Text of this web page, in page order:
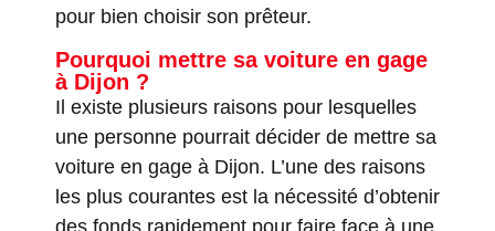
pour bien choisir son prêteur.
Pourquoi mettre sa voiture en gage
à Dijon ?
Il existe plusieurs raisons pour lesquelles
une personne pourrait décider de mettre sa
voiture en gage à Dijon. L’une des raisons
les plus courantes est la nécessité d’obtenir
des fonds rapidement pour faire face à une